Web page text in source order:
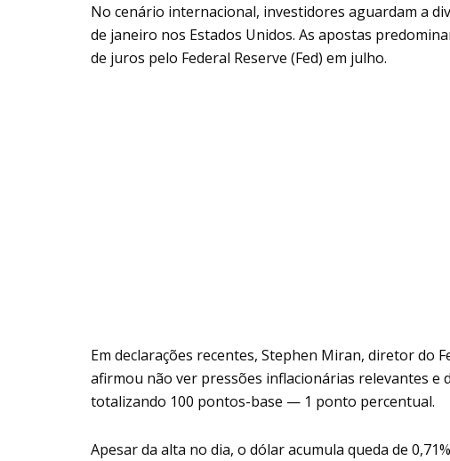
No cenário internacional, investidores aguardam a
de janeiro nos Estados Unidos. As apostas
de juros pelo Federal Reserve (Fed) em julho.
Em declarações recentes, Stephen Miran, diretor do
afirmou não ver pressões inflacionárias relevantes
totalizando 100 pontos-base — 1 ponto percentual.
Apesar da alta no dia, o dólar acumula queda de